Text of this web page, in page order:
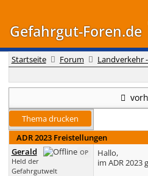
Gefahrgut-Foren.de
Startseite Forum Landverkehr
Thema drucken
ADR 2023 Freistellungen
OP
Gerald
Held der
Gefahrgutwelt
Hallo,
im ADR 2023